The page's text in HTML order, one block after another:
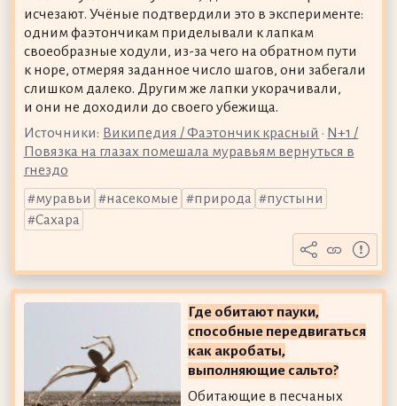
исчезают. Учёные подтвердили это в эксперименте:
одним фаэтончикам приделывали к лапкам
своеобразные ходули, из-за чего на обратном пути
к норе, отмеряя заданное число шагов, они забегали
слишком далеко. Другим же лапки укорачивали,
и они не доходили до своего убежища.
Источники: Википедия / Фаэтончик красный • N+1 /
Повязка на глазах помешала муравьям вернуться в
гнездо
муравьи
насекомые природа
пустыни
Сахара
Где обитают пауки,
способные передвигаться
как акробаты,
выполняющие сальто?
Обитающие в песчаных